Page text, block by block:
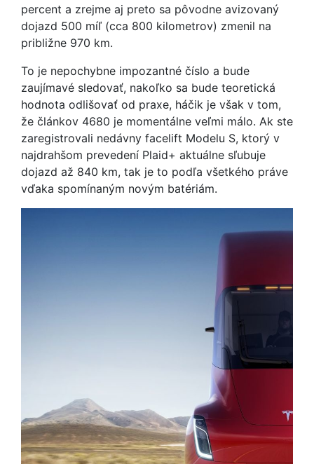
percent a zrejme aj preto sa pôvodne avizovaný
dojazd 500 míľ (cca 800 kilometrov) zmenil na
približne 970 km.
To je nepochybne impozantné číslo a bude
zaujímavé sledovať, nakoľko sa bude teoretická
hodnota odlišovať od praxe, háčik je však v tom,
že článkov 4680 je momentálne veľmi málo. Ak ste
zaregistrovali nedávny facelift Modelu S, ktorý v
najdrahšom prevedení Plaid+ aktuálne sľubuje
dojazd až 840 km, tak je to podľa všetkého práve
vďaka spomínaným novým batériám.